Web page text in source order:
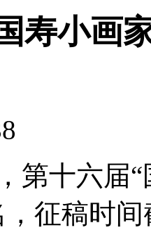
寿小画
第十六届
征稿时